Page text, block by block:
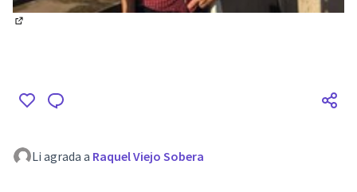
Li agrada a Raquel Viejo Sobera